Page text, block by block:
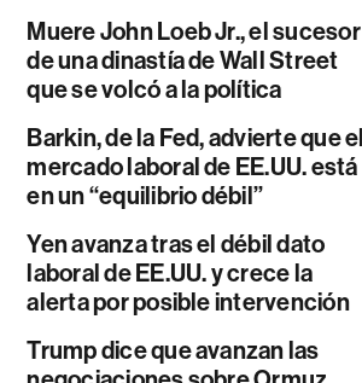
Muere John Loeb Jr., el sucesor
de una dinastía de Wall Street
que se volcó a la política
Barkin, de la Fed, advierte que el
mercado laboral de EE.UU. está
en un “equilibrio débil”
Yen avanza tras el débil dato
laboral de EE.UU. y crece la
alerta por posible intervención
Trump dice que avanzan las